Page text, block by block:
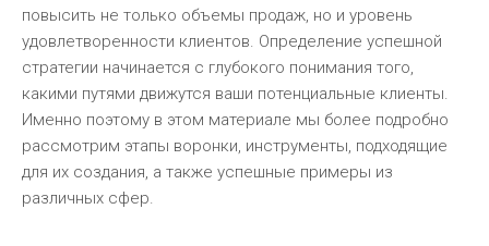
повысить не только объемы продаж, но и уровень
удовлетворенности клиентов. Определение успешной
стратегии начинается с глубокого понимания того,
какими путями движутся ваши потенциальные клиенты.
Именно поэтому в этом материале мы более подробно
рассмотрим этапы воронки, инструменты, подходящие
для их создания, а также успешные примеры из
различных сфер.